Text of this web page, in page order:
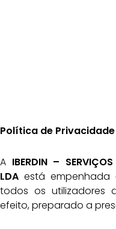
Política de Privacidade
A IBERDIN –
LDA está
todos os utilizadores
efeito, preparado a